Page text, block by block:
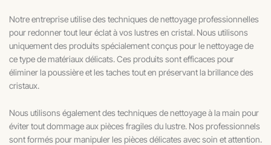
Notre entreprise utilise des techniques de nettoyage professionnelles
pour redonner tout leur éclat à vos lustres en cristal. Nous utilisons
uniquement des produits spécialement conçus pour le nettoyage de
ce type de matériaux délicats. Ces produits sont efficaces pour
éliminer la poussière et les taches tout en préservant la brillance des
cristaux.
Nous utilisons également des techniques de nettoyage à la main pour
éviter tout dommage aux pièces fragiles du lustre. Nos professionnels
sont formés pour manipuler les pièces délicates avec soin et attention.